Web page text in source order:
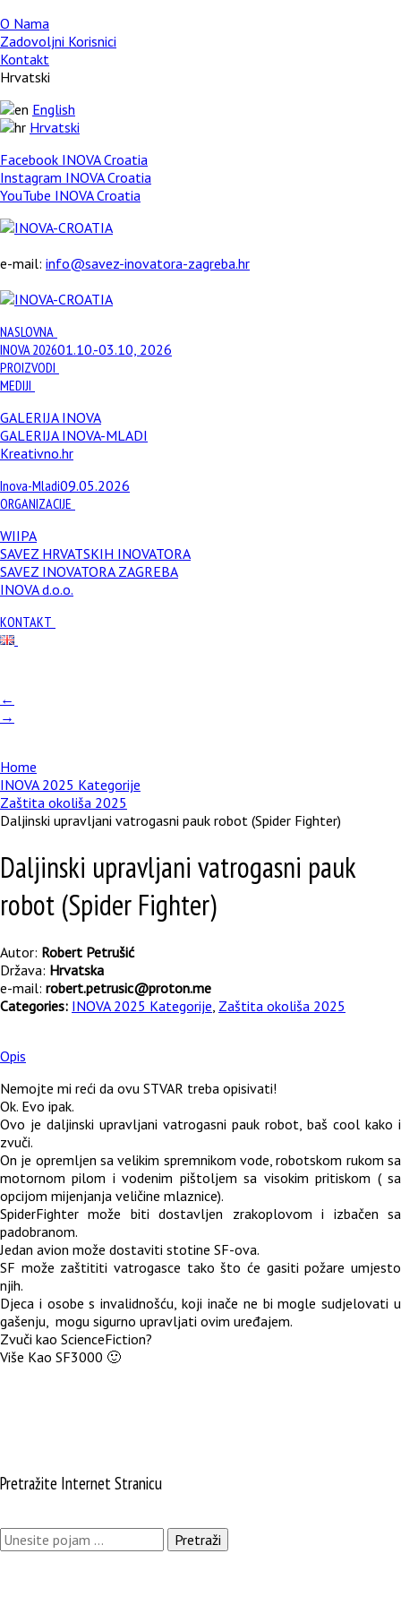
O Nama
Zadovoljni Korisnici
Kontakt
Hrvatski
English
Hrvatski
Facebook INOVA Croatia
Instagram INOVA Croatia
YouTube INOVA Croatia
e-mail: info@savez-inovatora-zagreba.hr
NASLOVNA
INOVA 202601.10.-03.10, 2026
PROIZVODI
MEDIJI
GALERIJA INOVA
GALERIJA INOVA-MLADI
Kreativno.hr
Inova-Mladi09.05.2026
ORGANIZACIJE
WIIPA
SAVEZ HRVATSKIH INOVATORA
SAVEZ INOVATORA ZAGREBA
INOVA d.o.o.
KONTAKT
←
→
Home
INOVA 2025 Kategorije
Zaštita okoliša 2025
Daljinski upravljani vatrogasni pauk robot (Spider Fighter)
Daljinski upravljani vatrogasni pauk
robot (Spider Fighter)
Autor: Robert Petrušić
Država: Hrvatska
e-mail: robert.petrusic@proton.me
Categories: INOVA 2025 Kategorije Zaštita okoliša 2025
Opis
Nemojte mi reći da ovu STVAR treba opisivati!
Ok. Evo ipak.
Ovo je daljinski upravljani vatrogasni pauk robot, baš cool kako i
zvuči.
On je opremljen sa velikim spremnikom vode, robotskom rukom sa
motornom pilom i vodenim pištoljem sa visokim pritiskom ( sa
opcijom mijenjanja veličine mlaznice).
SpiderFighter može biti dostavljen zrakoplovom i izbačen sa
padobranom.
Jedan avion može dostaviti stotine SF-ova.
SF može zaštititi vatrogasce tako što će gasiti požare umjesto
njih.
Djeca i osobe s invalidnošću, koji inače ne bi mogle sudjelovati u
gašenju, mogu sigurno upravljati ovim uređajem.
Zvuči kao ScienceFiction?
Više Kao SF3000 🙂
Pretražite Internet Stranicu
Pretraži: